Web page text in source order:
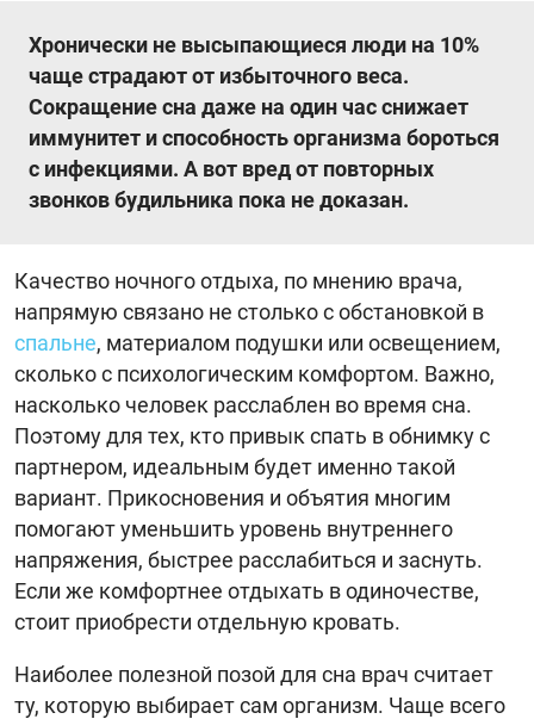
Хронически не высыпающиеся люди на 10%
чаще страдают от избыточного веса.
Сокращение сна даже на один час снижает
иммунитет и способность организма бороться
с инфекциями. А вот вред от повторных
звонков будильника пока не доказан.
Качество ночного отдыха, по мнению врача,
напрямую связано не столько с обстановкой в
спальне, материалом подушки или освещением,
сколько с психологическим комфортом. Важно,
насколько человек расслаблен во время сна.
Поэтому для тех, кто привык спать в обнимку с
партнером, идеальным будет именно такой
вариант. Прикосновения и объятия многим
помогают уменьшить уровень внутреннего
напряжения, быстрее расслабиться и заснуть.
Если же комфортнее отдыхать в одиночестве,
стоит приобрести отдельную кровать.
Наиболее полезной позой для сна врач считает
ту, которую выбирает сам организм. Чаще всего